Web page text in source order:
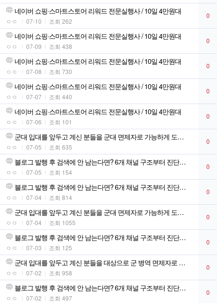
네이버 쇼핑·스마트스토어 리워드 전문실행사 / 10일 4만원대
ㅇㅇ 07-10 조회 262
0
네이버 쇼핑·스마트스토어 리워드 전문실행사 / 10일 4만원대
ㅇㅇ 07-09 조회 438
0
네이버 쇼핑·스마트스토어 리워드 전문실행사 / 10일 4만원대
ㅇㅇ 07-08 조회 730
0
네이버 쇼핑·스마트스토어 리워드 전문실행사 / 10일 4만원대
ㅇㅇ 07-07 조회 440
0
네이버 쇼핑·스마트스토어 리워드 전문실행사 / 10일 4만원대
ㅇㅇ 07-06 조회 101
0
군대 입대를 앞두고 계신 분들을 군대 면제자로 가능하게 도와드립니다!
ㅇㅇ 07-05 조회 635
0
블로그 발행 후 검색에 안 남는다면? 6개 채널 구조부터 진단합니다
ㅇㅇ 07-05 조회 154
0
블로그 발행 후 검색에 안 남는다면? 6개 채널 구조부터 진단합니다
ㅇㅇ 07-04 조회 814
0
군대 입대를 앞두고 계신 분들을 군대 면제자로 가능하게 도와드립니다!
ㅇㅇ 07-04 조회 1055
0
블로그 발행 후 검색에 안 남는다면? 6개 채널 구조부터 진단합니다
ㅇㅇ 07-03 조회 125
0
군대 입대를 앞두고 계신 분들을 대상으로 군 병역 면제자로 가능합니다!!
ㅇㅇ 07-02 조회 958
0
블로그 발행 후 검색에 안 남는다면? 6개 채널 구조부터 진단합니다
ㅇㅇ 07-02 조회 497
0